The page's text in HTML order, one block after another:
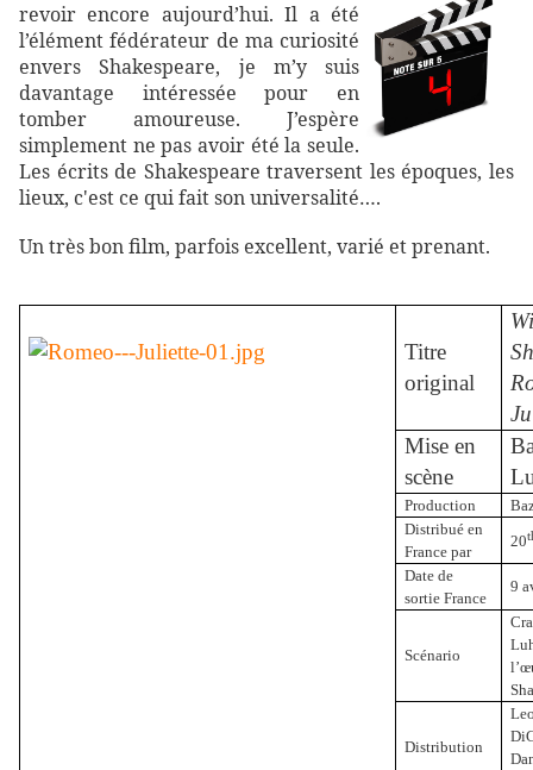
revoir encore aujourd’hui. Il a été
l’élément fédérateur de ma curiosité
envers Shakespeare, je m’y suis
davantage intéressée pour en
tomber amoureuse. J’espère
simplement ne pas avoir été la seule.
Les écrits de Shakespeare traversent les époques, les
lieux, c'est ce qui fait son universalité….
Un très bon film, parfois excellent, varié et prenant.
Titre
original
Mise en
scène
Production
Distribué en
France par
20
Date de
sortie France
9
Scénario
Distribution